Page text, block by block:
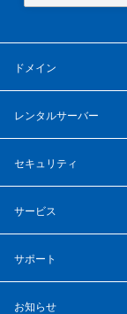
ドメイン
レンタルサーバー
セキュリティ
サービス
サポート
お知らせ